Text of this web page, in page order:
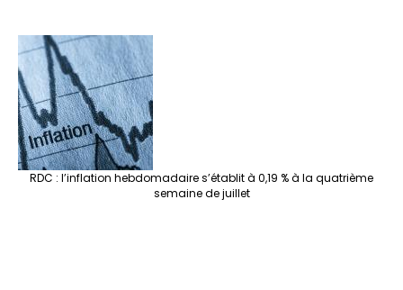
RDC : l’inflation hebdomadaire s’établit à 0,19 % à la quatrième
semaine de juillet